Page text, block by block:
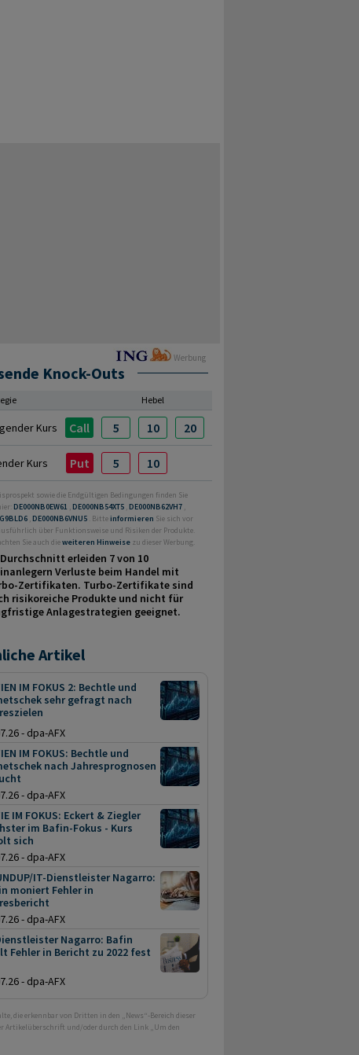
Werbung
Knock-Outs
Hebel
Kurs Call 5 10 20
Kurs Put 5 10
sowie die Endgültigen Bedingungen finden Sie
DE000NB0EW61 ,DE000NB54XT5 ,DE000NB62VH7 ,
,DE000NB6VNU5 . Bitteinformieren Sie sich vor
über Funktionsweise und Risiken der Produkte.
Sie auch dieweiteren Hinweise zu dieser Werbung.
erleiden 7 von 10
Verluste beim Handel mit
Zertifikaten. Turbo-Zertifikate sind
risikoreiche Produkte und nicht für
Anlage­strategien geeignet.
Artikel
IM FOKUS 2: Bechtle und
sehr gefragt nach
- dpa-AFX
IM FOKUS: Bechtle und
nach Jahresprognosen
- dpa-AFX
IM FOKUS: Eckert & Ziegler
im Bafin-Fokus - Kurs
sich
- dpa-AFX
IT-Dienstleister Nagarro:
moniert Fehler in
- dpa-AFX
Nagarro: Bafin
Fehler in Bericht zu 2022 fest
- dpa-AFX
die erkennbar von Dritten in den „News“-Bereich dieser
Artikelüberschrift und/oder durch den Link „Um den